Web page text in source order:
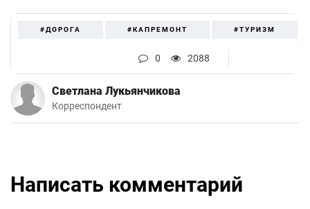
#ДОРОГА #КАПРЕМОНТ #ТУРИЗМ
0 2088
Светлана Лукьянчикова
Корреспондент
Написать комментарий